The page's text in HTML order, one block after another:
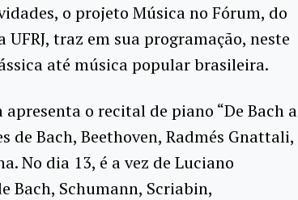
o projeto Música no Fórum, do
traz em sua programação, neste
até música popular brasileira.
o recital de piano “De Bach a
de Bach, Beethoven, Radmés Gnattali,
No dia 13, é a vez de Luciano
Bach, Schumann, Scriabin,